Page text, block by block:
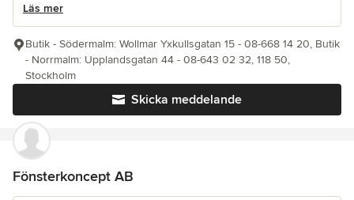
Läs mer
Skicka meddelande
Butik - Södermalm: Wollmar Yxkullsgatan 15 - 08-668 14 20, Butik
- Norrmalm: Upplandsgatan 44 - 08-643 02 32, 118 50,
Stockholm
Fönsterkoncept AB